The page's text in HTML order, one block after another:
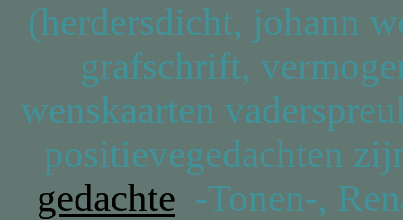
(herdersdicht, johann
grafschrift,
wenskaarten
positievegedachten
gedachte -Tonen-,